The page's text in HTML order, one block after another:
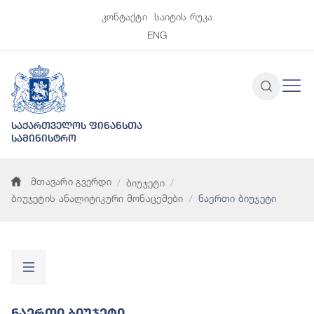
კონტაქტი
საიტის რუკა
ENG
საქართველოს ფინანსთა
სამინისტრო
მთავარი გვერდი
ბიუჯეტი
ბიუჯეტის ანალიტიკური მონაცემები
ნაერთი ბიუჯეტი